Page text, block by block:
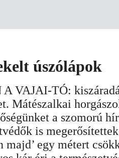
úszólápok
VAJAI-TÓ:
Mátészalkai
a szomorú
is
majd’ egy métert